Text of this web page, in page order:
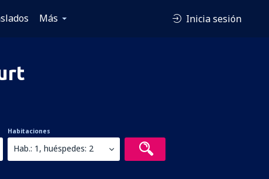
Más Inicia sesión
Habitaciones
Hab.: 1, huéspedes: 2